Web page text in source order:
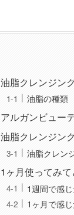
油脂クレンジン
油脂の種類
アルガンビュー
油脂クレンジン
油脂クレン
1ヶ月使ってみて
1週間で感
1ヶ月で感